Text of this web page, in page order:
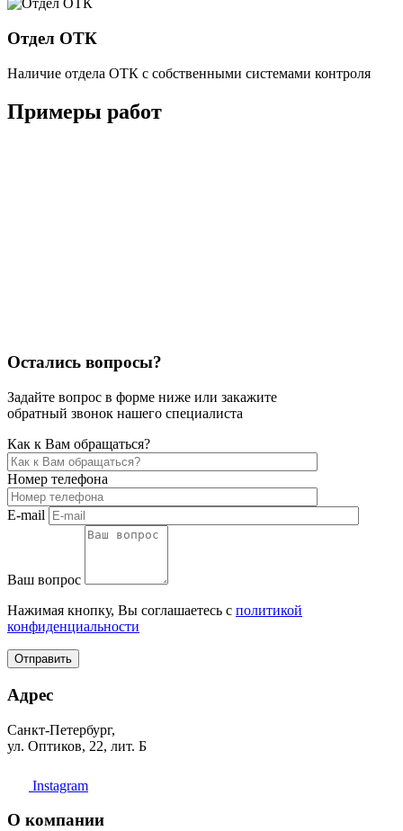
Отдел ОТК
Наличие отдела ОТК с собственными системами контроля
Примеры работ
Остались вопросы?
Задайте вопрос в форме ниже или закажите
обратный звонок нашего специалиста
Как к Вам обращаться?
Номер телефона
E-mail
Ваш вопрос
Нажимая кнопку, Вы соглашаетесь с политикой
конфиденциальности
Отправить
Адрес
Санкт-Петербург,
ул. Оптиков, 22, лит. Б
Instagram
О компании